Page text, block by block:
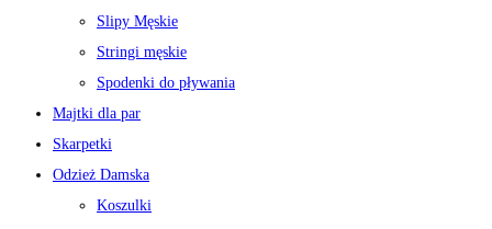
Slipy Męskie
Stringi męskie
Spodenki do pływania
Majtki dla par
Skarpetki
Odzież Damska
Koszulki